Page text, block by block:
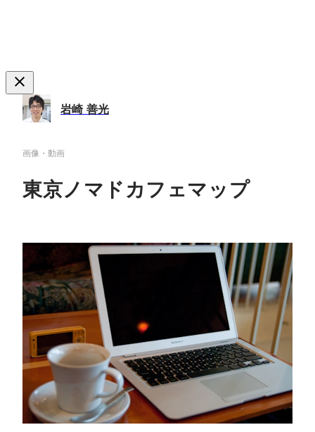
岩崎 善光
画像・動画
東京ノマドカフェマップ